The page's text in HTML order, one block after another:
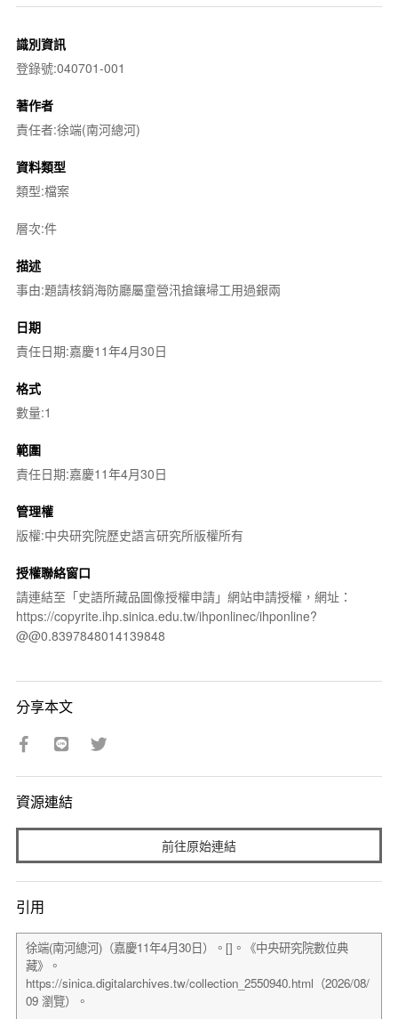
識別資訊
登錄號:040701-001
著作者
責任者:徐端(南河總河)
資料類型
類型:檔案
層次:件
描述
事由:題請核銷海防廳屬童營汛搶鑲埽工用過銀兩
日期
責任日期:嘉慶11年4月30日
格式
數量:1
範圍
責任日期:嘉慶11年4月30日
管理權
版權:中央研究院歷史語言研究所版權所有
授權聯絡窗口
請連結至「史語所藏品圖像授權申請」網站申請授權，網址：
https://copyrite.ihp.sinica.edu.tw/ihponlinec/ihponline?
@@0.8397848014139848
分享本文
資源連結
前往原始連結
引用